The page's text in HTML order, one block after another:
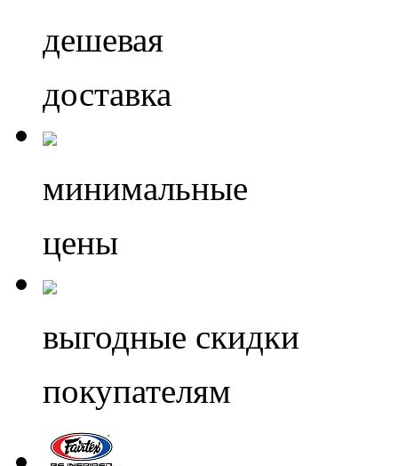
дешевая
доставка
минимальные
цены
выгодные скидки
покупателям